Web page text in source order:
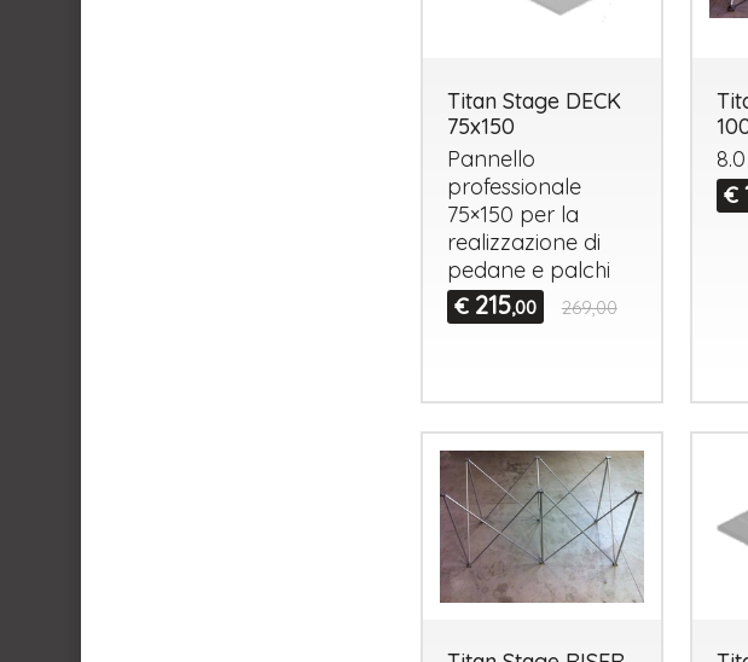
Titan Stage DECK
75x150
Pannello
professionale
75×150 per la
realizzazione di
pedane e palchi
€ 215,00 269,00
8.0
€